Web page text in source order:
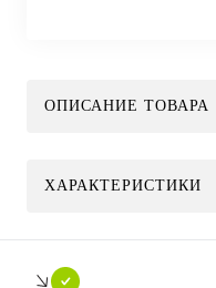
ОПИСАНИЕ ТОВАРА
ХАРАКТЕРИСТИКИ